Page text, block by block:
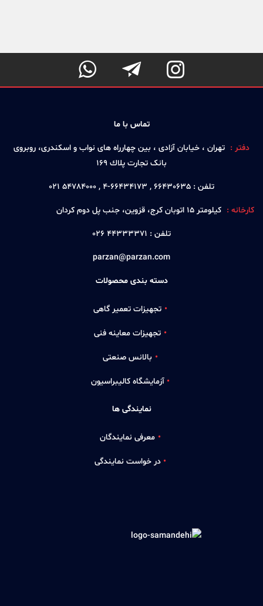



تماس با ما
دفتر : تهران ، خيابان آزادی ، بين چهارراه های نواب و اسكندری، روبروی
بانک تجارت پلاك 169
تلفن : 66430635 , 66434173-4 , 54784000 021
کارخانه : كيلومتر 15 اتوبان كرج، قزوين، جنب پل دوم كردان
تلفن : 44333371 026
parzan@parzan.com
دسته بندی محصولات
تجهیزات تعمیر گاهی
تجهیزات معاینه فنی
بالانس صنعتی
آزمایشگاه کالیبراسیون
نمایندگی ها
معرفی نمایندگان
در خواست نمایندگی